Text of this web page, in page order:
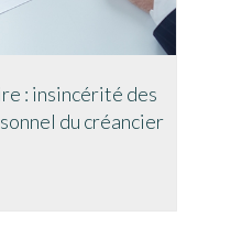
: insincérité des
du créancier